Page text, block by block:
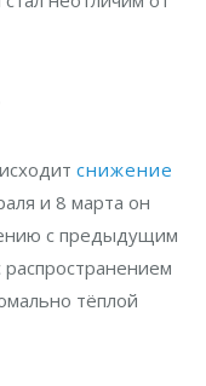
снижение
и 8 марта он
с предыдущим
тёплой